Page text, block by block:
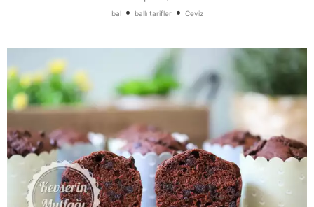
bal• ballı tarifler• Ceviz